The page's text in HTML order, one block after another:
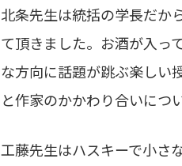
北条先生は統括の学長だか
て頂きました。お酒が入っ
な方向に話題が跳ぶ楽しい
と作家のかかわり合いにつ
工藤先生はハスキーで小さ